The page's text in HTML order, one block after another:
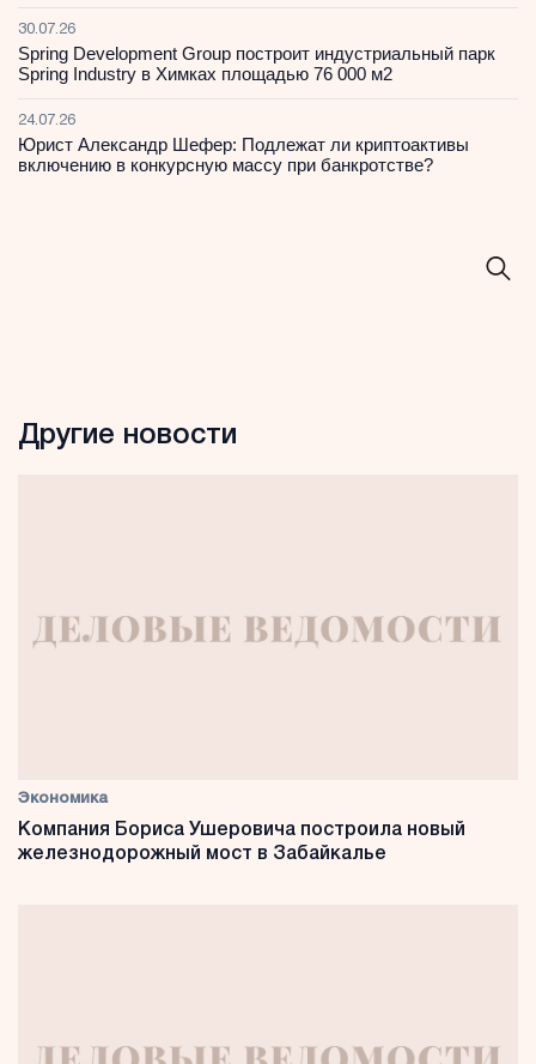
30.07.26
Spring Development Group построит индустриальный парк
Spring Industry в Химках площадью 76 000 м2
24.07.26
Юрист Александр Шефер: Подлежат ли криптоактивы
включению в конкурсную массу при банкротстве?
Другие новости
Экономика
Компания Бориса Ушеровича построила новый
железнодорожный мост в Забайкалье